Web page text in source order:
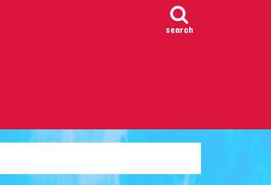
search